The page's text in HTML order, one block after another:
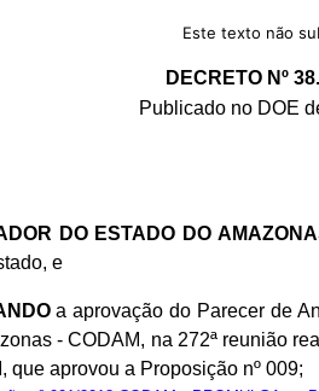
Este texto não
DECRETO Nº
Publicado no DOE
DO ESTADO DO
e
a aprovação do Parecer de
- CODAM, na 272ª reunião
que aprovou a Proposição nº 009;